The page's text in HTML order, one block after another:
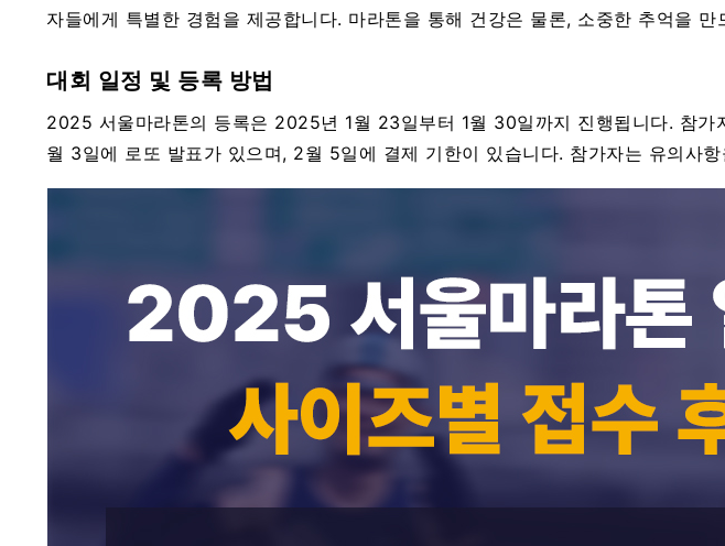
자들에게 특별한 경험을 제공합니다. 마라톤을 통해 건강은 물론, 소중한 추억을 만
대회 일정 및 등록 방법
2025 서울마라톤의 등록은 2025년 1월 23일부터 1월 30일까지 진행됩니다. 참
월 3일에 로또 발표가 있으며, 2월 5일에 결제 기한이 있습니다. 참가자는 유의사